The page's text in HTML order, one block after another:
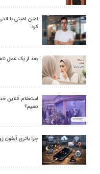
امین امینی با
کرد
بعد از یک عمل
استعلام آنلاین
دهیم؟
چرا باتری آیفون زود